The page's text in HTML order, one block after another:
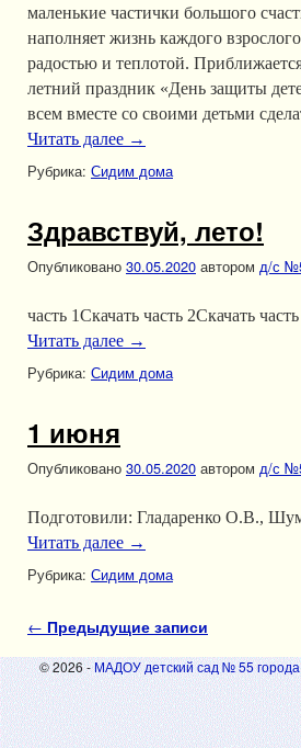
маленькие частички большого
наполняет жизнь каждого
радостью и теплотой.
летний праздник «День защиты
всем вместе со своими детьми
Читать далее →
Рубрика: Сидим дома
Здравствуй, лето!
Опубликовано 30.05.2020 автором д/с
часть 1Скачать часть 2Скачать
Читать далее →
Рубрика: Сидим дома
1 июня
Опубликовано 30.05.2020 автором д/с
Подготовили: Гладаренко О.В.,
Читать далее →
Рубрика: Сидим дома
Навигация по записям
← Предыдущие записи
© 2026 -МАДОУ детский сад № 55